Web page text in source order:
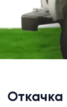
Откачка